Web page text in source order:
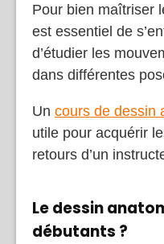
Pour bien maîtriser
est essentiel de
d’étudier les
dans différentes
Un cours de dessin
utile pour acquérir
retours d’un
Le dessin
débutants ?